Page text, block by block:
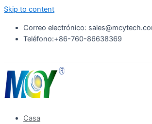
Skip to content
Correo electrónico:
Teléfono:+86-760-86638369
Casa